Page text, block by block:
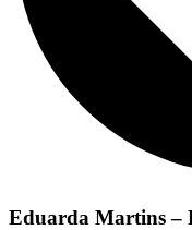
Eduarda Martins –